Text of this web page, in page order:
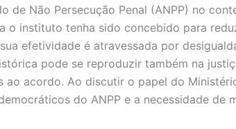
de Não Persecução Penal (ANPP) no
o instituto tenha sido concebido para
efetividade é atravessada por
pode se reproduzir também na
ao acordo. Ao discutir o papel do
do ANPP e a necessidade